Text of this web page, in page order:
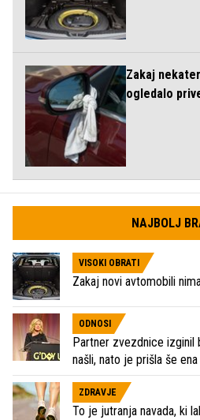
Zakaj
ogledalo
NAJBOLJ
VISOKI OBRATI
Zakaj novi avtomobili
ODNOSI
Partner zvezdnice izginil
našli, nato je prišla še
ZDRAVJE
To je jutranja navada, ki